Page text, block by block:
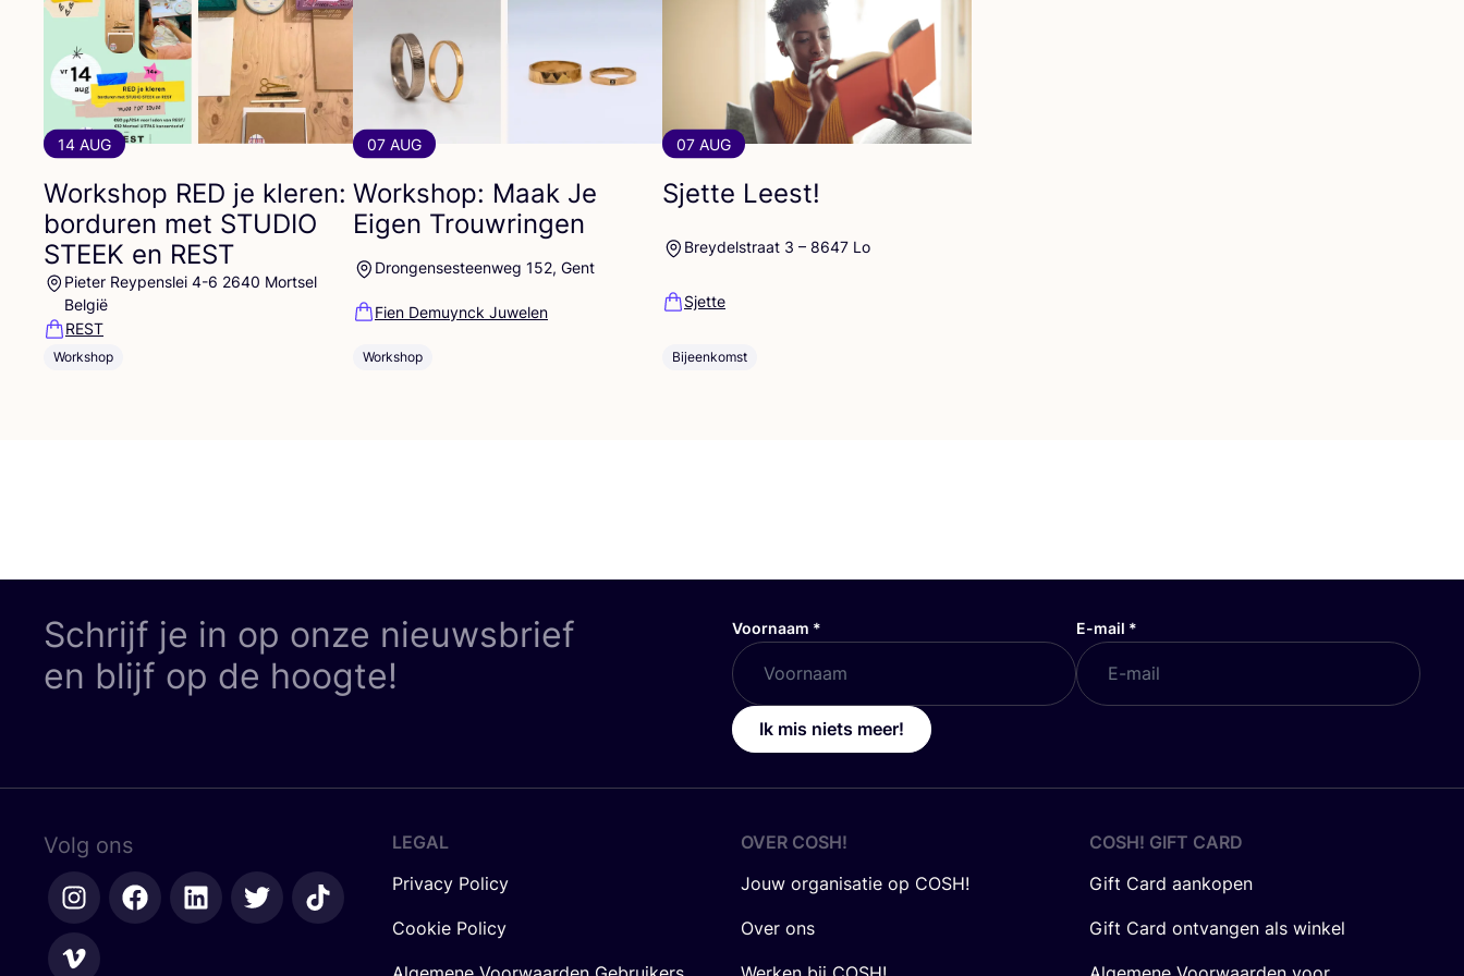
14 AUG
Workshop RED je kleren:
borduren met STUDIO
STEEK en REST
Pieter Reypenslei 4-6 2640 Mortsel
België
REST
Workshop
07 AUG
Workshop: Maak Je
Eigen Trouwringen
Drongensesteenweg 152, Gent
Fien Demuynck Juwelen
Workshop
07 AUG
Sjette Leest!
Breydelstraat 3 – 8647 Lo
Sjette
Bijeenkomst
Schrijf je in op onze nieuwsbrief
en blijf op de hoogte!
Voornaam * E-mail *
Ik mis niets meer!
Volg ons
LEGAL
Privacy Policy
Cookie Policy
OVER COSH!
Jouw organisatie op COSH!
Over ons
COSH! GIFT CARD
Gift Card aankopen
Gift Card ontvangen als winkel